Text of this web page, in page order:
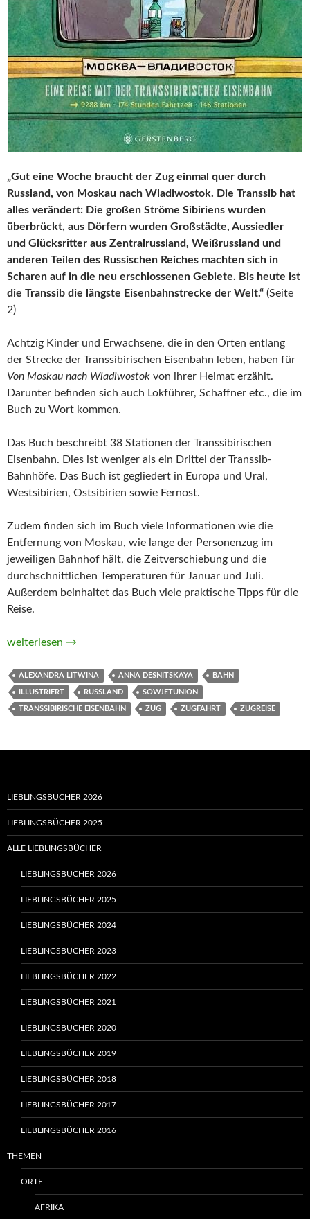
„Gut eine Woche braucht der Zug einmal quer durch
Russland, von Moskau nach Wladiwostok. Die Transsib hat
alles verändert: Die großen Ströme Sibiriens wurden
überbrückt, aus Dörfern wurden Großstädte, Aussiedler
und Glücksritter aus Zentralrussland, Weißrussland und
anderen Teilen des Russischen Reiches machten sich in
Scharen auf in die neu erschlossenen Gebiete. Bis heute ist
die Transsib die längste Eisenbahnstrecke der Welt.“ (Seite
2)
Achtzig Kinder und Erwachsene, die in den Orten entlang
der Strecke der Transsibirischen Eisenbahn leben, haben für
Von Moskau nach Wladiwostok von ihrer Heimat erzählt.
Darunter befinden sich auch Lokführer, Schaffner etc., die im
Buch zu Wort kommen.
Das Buch beschreibt 38 Stationen der Transsibirischen
Eisenbahn. Dies ist weniger als ein Drittel der Transsib-
Bahnhöfe. Das Buch ist gegliedert in Europa und Ural,
Westsibirien, Ostsibirien sowie Fernost.
Zudem finden sich im Buch viele Informationen wie die
Entfernung von Moskau, wie lange der Personenzug im
jeweiligen Bahnhof hält, die Zeitverschiebung und die
durchschnittlichen Temperaturen für Januar und Juli.
Außerdem beinhaltet das Buch viele praktische Tipps für die
Reise.
Von Moskau nach Wladiwostok. Eine Reise mit der
weiterlesen →
ALEXANDRA LITWINA ANNA DESNITSKAYA BAHN
ILLUSTRIERT RUSSLAND SOWJETUNION
TRANSSIBIRISCHE EISENBAHN ZUG ZUGFAHRT ZUGREISE
LIEBLINGSBÜCHER 2026
LIEBLINGSBÜCHER 2025
ALLE LIEBLINGSBÜCHER
LIEBLINGSBÜCHER 2026
LIEBLINGSBÜCHER 2025
LIEBLINGSBÜCHER 2024
LIEBLINGSBÜCHER 2023
LIEBLINGSBÜCHER 2022
LIEBLINGSBÜCHER 2021
LIEBLINGSBÜCHER 2020
LIEBLINGSBÜCHER 2019
LIEBLINGSBÜCHER 2018
LIEBLINGSBÜCHER 2017
LIEBLINGSBÜCHER 2016
THEMEN
ORTE
AFRIKA